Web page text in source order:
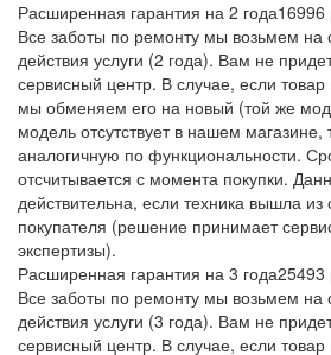
Расширенная гарантия на 2 года16996
Все заботы по ремонту мы возьмем на
действия услуги (2 года). Вам не
сервисный центр. В случае, если
мы обменяем его на новый (той же
модель отсутствует в нашем
аналогичную по функциональности.
отсчитывается с момента покупки.
действительна, если техника вышла из
покупателя (решение принимает
экспертизы).
Расширенная гарантия на 3 года25493
Все заботы по ремонту мы возьмем на
действия услуги (3 года). Вам не
сервисный центр. В случае, если